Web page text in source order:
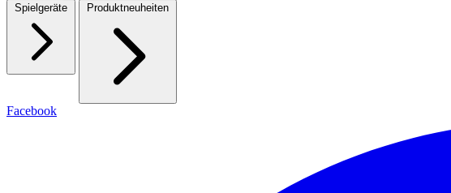
Spielgeräte Produktneuheiten
Facebook